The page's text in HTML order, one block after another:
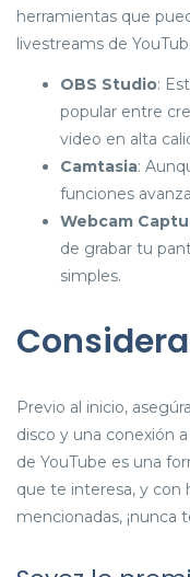
herramientas que
livestreams de
OBS Studio:
popular entre
video en alta
Camtasia:
funciones
Webcam
de grabar tu
simples.
Previo al inicio,
disco y una conexión
de YouTube es una
que te interesa, y con
mencionadas, ¡nunca